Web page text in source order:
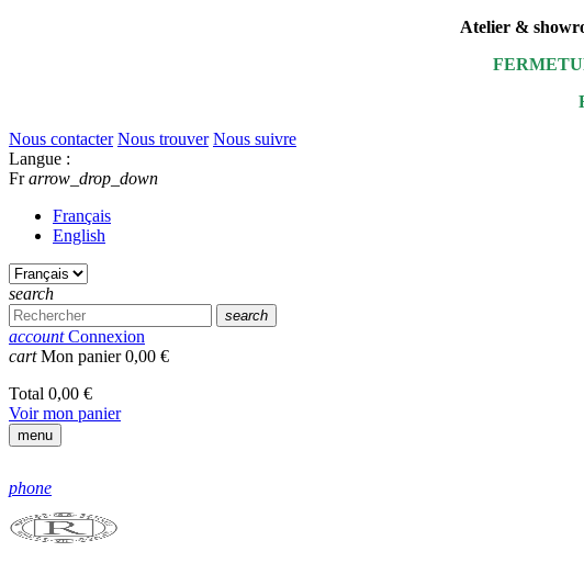
Atelier &
Nous contacter Nous trouver Nous suivre
Langue :
Fr arrow_drop_down
Français
English
search
search
account Connexion
cart Mon panier0,00 €
Total 0,00 €
Voir mon panier
menu
phone